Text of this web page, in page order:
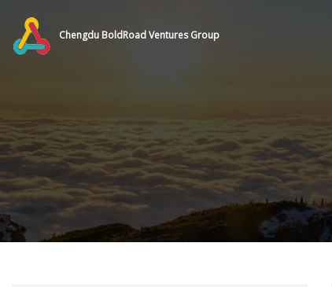
Chengdu BoldRoad Ventures Group